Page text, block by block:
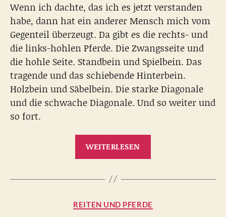
Wenn ich dachte, das ich es jetzt verstanden
habe, dann hat ein anderer Mensch mich vom
Gegenteil überzeugt. Da gibt es die rechts- und
die links-hohlen Pferde. Die Zwangsseite und
die hohle Seite. Standbein und Spielbein. Das
tragende und das schiebende Hinterbein.
Holzbein und Säbelbein. Die starke Diagonale
und die schwache Diagonale. Und so weiter und
so fort.
WEITERLESEN
Ausbildung
die
Kategorien
REITEN UND PFERDE